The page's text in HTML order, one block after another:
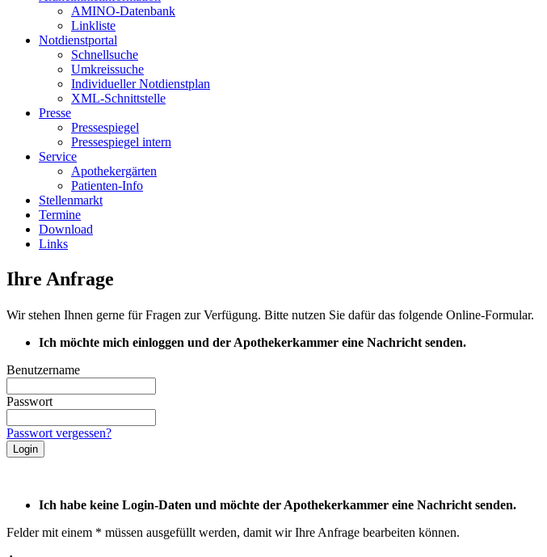
AMINO-Datenbank
Linkliste
Notdienstportal
Schnellsuche
Umkreissuche
Individueller Notdienstplan
XML-Schnittstelle
Presse
Pressespiegel
Pressespiegel intern
Service
Apothekergärten
Patienten-Info
Stellenmarkt
Termine
Download
Links
Ihre Anfrage
Wir stehen Ihnen gerne für Fragen zur Verfügung. Bitte nutzen Sie dafür das folgende Online-Formular.
Ich möchte mich einloggen und der Apothekerkammer eine Nachricht senden.
Benutzername
Passwort
Passwort vergessen?
Ich habe keine Login-Daten und möchte der Apothekerkammer eine Nachricht senden.
Felder mit einem * müssen ausgefüllt werden, damit wir Ihre Anfrage bearbeiten können.